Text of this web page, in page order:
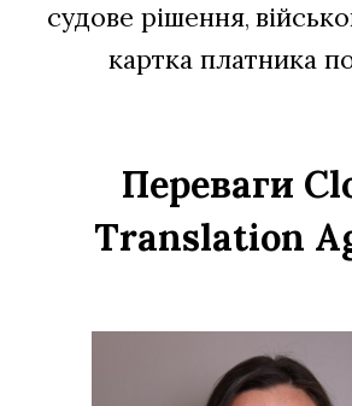
судове рішення,
картка платника
Переваги
Translation